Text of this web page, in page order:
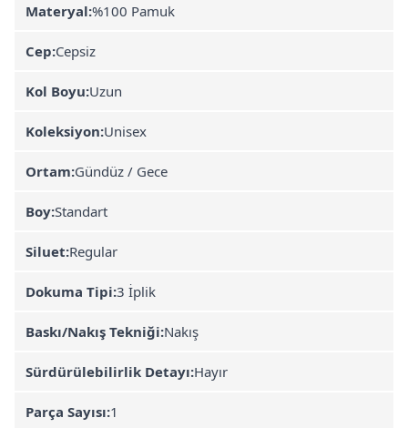
Materyal:%100 Pamuk
Cep:Cepsiz
Kol Boyu:Uzun
Koleksiyon:Unisex
Ortam:Gündüz / Gece
Boy:Standart
Siluet:Regular
Dokuma Tipi:3 İplik
Baskı/Nakış Tekniği:Nakış
Sürdürülebilirlik Detayı:Hayır
Parça Sayısı:1